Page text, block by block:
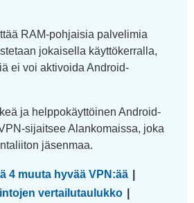
RAM-pohjaisia palvelimia
jokaisella käyttökerralla,
ei voi aktivoida Android-
ja helppokäyttöinen Android-
sijaitsee Alankomaissa, joka
jäsenmaa.
4 muuta hyvää VPN:ää
vertailutaulukko